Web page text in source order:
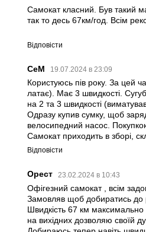
Самокат класний. Був такий
так то десь 67км/год. Всім
Відповісти
СеМ 19.07.2024 в 23:09
Користуюсь пів року. За цей
латає). Має 3 швидкості.
на 2 та 3 швидкості
Одразу купив сумку, щоб
велосипедний насос.
Самокат приходить в зборі,
Відповісти
Орест 23.02.2024 в 10:43
Офігезний самокат , всім
Замовляв щоб добиратись до
Швидкість 67 км
на вихідних дозволяю своїй